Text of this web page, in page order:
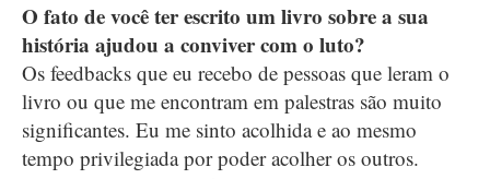
O fato de você ter escrito um livro sobre a sua
história ajudou a conviver com o luto?
Os feedbacks que eu recebo de pessoas que leram o
livro ou que me encontram em palestras são muito
significantes. Eu me sinto acolhida e ao mesmo
tempo privilegiada por poder acolher os outros.